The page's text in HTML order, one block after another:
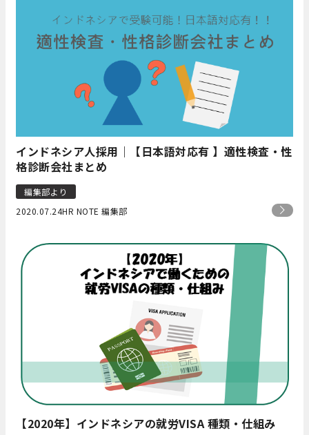
インドネシア人採用｜【日本語対応有 】適性検査・性
格診断会社まとめ
編集部より
2020.07.24HR NOTE 編集部
【2020年】インドネシアの就労VISA 種類・仕組み